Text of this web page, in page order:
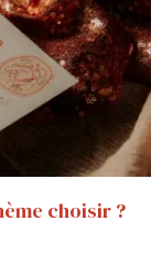
choisir ?